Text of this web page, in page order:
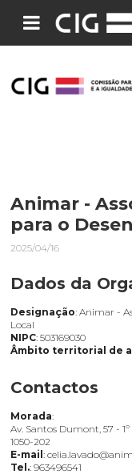
Animar -
para o
2025/04/16
Dados da
Designação: Animar -
Local
NIPC: 503169030
Âmbito territorial de
Contactos
Morada:
Av. Santos Dumont, 57 - 1º
1050-202
E-mail:
Tel.: 963496541
Pesquisar